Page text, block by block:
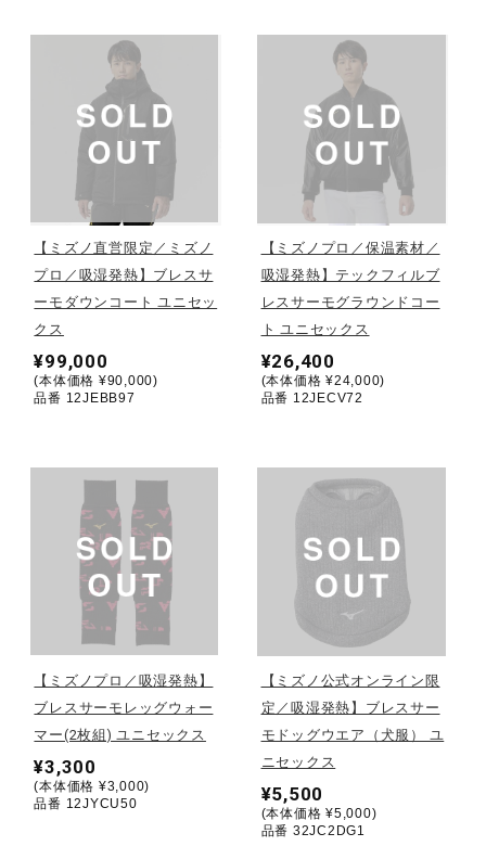
バレーボール
テニス／ソフトテニス
バドミントン
陸上競技
卓球
柔道
ウィンタースポーツ
ワーキング
ウォーキングシューズ
ライフスタイルグッズ
【ミズノ直営限定／ミズノ
プロ／吸湿発熱】ブレスサ
ーモダウンコート ユニセッ
クス
¥99,000
(本体価格 ¥90,000)
品番 12JEBB97
【ミズノプロ／保温素材／
吸湿発熱】テックフィルブ
レスサーモグラウンドコー
ト ユニセックス
¥26,400
(本体価格 ¥24,000)
品番 12JECV72
【ミズノプロ／吸湿発熱】
ブレスサーモレッグウォー
マー(2枚組) ユニセックス
¥3,300
(本体価格 ¥3,000)
品番 12JYCU50
【ミズノ公式オンライン限
定／吸湿発熱】ブレスサー
モドッグウエア（犬服） ユ
ニセックス
¥5,500
(本体価格 ¥5,000)
品番 32JC2DG1